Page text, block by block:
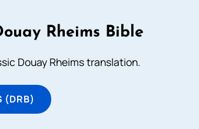
Rheims Bible
Douay Rheims translation.
(DRB)